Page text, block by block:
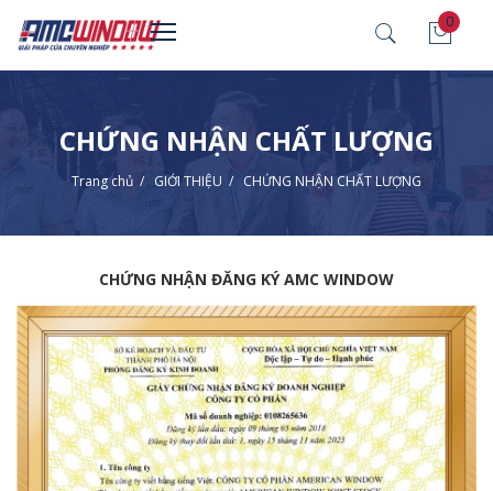
0
CHỨNG NHẬN CHẤT LƯỢNG
Trang chủ / GIỚI THIỆU / CHỨNG NHẬN CHẤT LƯỢNG
CHỨNG NHẬN ĐĂNG KÝ AMC WINDOW